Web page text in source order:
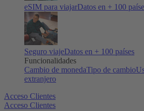
eSIM para viajarDatos en + 100
Seguro viajeDatos en + 100 países
Funcionalidades
Cambio de monedaTipo de cambio
extranjero
Acceso Clientes
Acceso Clientes